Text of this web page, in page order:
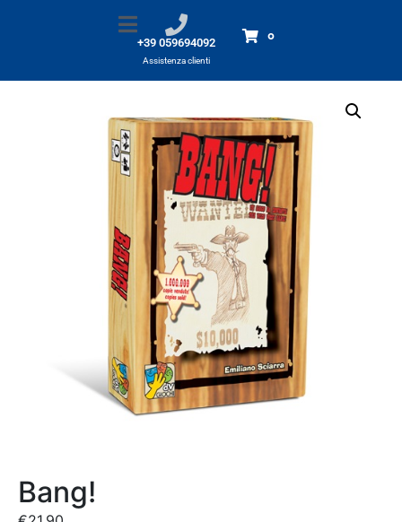
+39 059694092
Assistenza clienti
0
Prodotti Bang!
Bang!